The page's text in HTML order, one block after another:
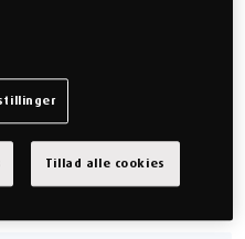
Tillad alle cookies